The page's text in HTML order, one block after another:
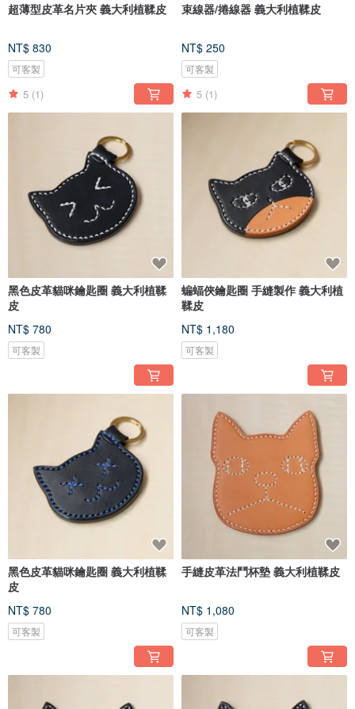
超薄型皮革名片夾 義大利植鞣皮
NT$ 830
可客製
5 (1)
束線器/捲線器 義大利植鞣皮
NT$ 250
可客製
5 (1)
黑色皮革貓咪鑰匙圈 義大利植鞣
皮
NT$ 780
可客製
蝙蝠俠鑰匙圈 手縫製作 義大利植
鞣皮
NT$ 1,180
可客製
黑色皮革貓咪鑰匙圈 義大利植鞣
皮
NT$ 780
可客製
手縫皮革法鬥杯墊 義大利植鞣皮
NT$ 1,080
可客製